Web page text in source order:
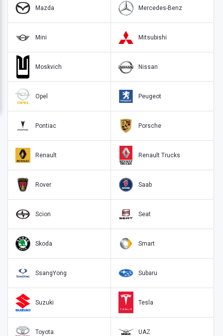
Mazda Mercedes-Benz
Mini Mitsubishi
Moskvich Nissan
Opel Peugeot
Pontiac Porsche
Renault Renault Trucks
Rover Saab
Scion Seat
Skoda Smart
SsangYong Subaru
Suzuki Tesla
Toyota UAZ